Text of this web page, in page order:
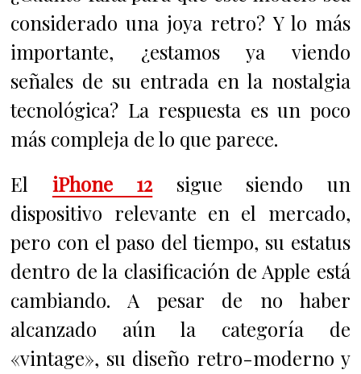
considerado una joya retro? Y lo más
importante, ¿estamos ya viendo
señales de su entrada en la nostalgia
tecnológica? La respuesta es un poco
más compleja de lo que parece.
El iPhone 12 sigue siendo un
dispositivo relevante en el mercado,
pero con el paso del tiempo, su estatus
dentro de la clasificación de Apple está
cambiando. A pesar de no haber
alcanzado aún la categoría de
«vintage», su diseño retro-moderno y